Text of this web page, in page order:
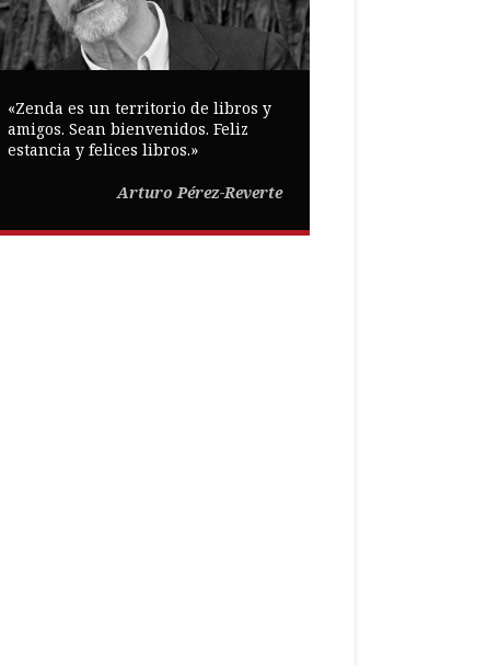
«Zenda es un territorio de libros y
amigos. Sean bienvenidos. Feliz
estancia y felices libros.»
Arturo Pérez-Reverte